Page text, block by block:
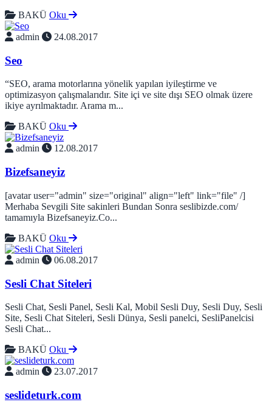
BAKÜ Oku
admin 24.08.2017
Seo
“SEO, arama motorlarına yönelik yapılan iyileştirme ve
optimizasyon çalışmalarıdır. Site içi ve site dışı SEO olmak üzere
ikiye ayrılmaktadır. Arama m...
BAKÜ Oku
admin 12.08.2017
Bizefsaneyiz
[avatar user="admin" size="original" align="left" link="file" /]
Merhaba Sevgili Site sakinleri Bundan Sonra seslibizde.com/
tamamıyla Bizefsaneyiz.Co...
BAKÜ Oku
admin 06.08.2017
Sesli Chat Siteleri
Sesli Chat, Sesli Panel, Sesli Kal, Mobil Sesli Duy, Sesli Duy, Sesli
Site, Sesli Chat Siteleri, Sesli Dünya, Sesli panelci, SesliPanelcisi
Sesli Chat...
BAKÜ Oku
admin 23.07.2017
seslideturk.com